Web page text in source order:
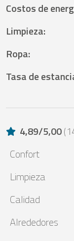
Costos de
Limpieza:
Ropa:
Tasa de
4,89/5,00(
Confort
Limpieza
Calidad
Alrededores